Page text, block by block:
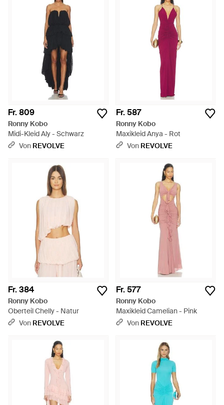
Fr. 809
Ronny Kobo
Midi-Kleid Aly - Schwarz
Von REVOLVE
Fr. 587
Ronny Kobo
Maxikleid Anya - Rot
Von REVOLVE
Fr. 384
Ronny Kobo
Oberteil Chelly - Natur
Von REVOLVE
Fr. 577
Ronny Kobo
Maxikleid Camelian - Pink
Von REVOLVE